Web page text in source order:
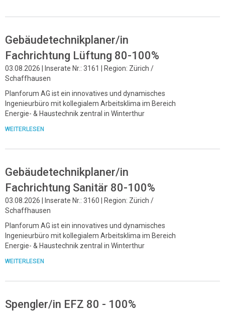
Gebäudetechnikplaner/in
Fachrichtung Lüftung 80-100%
03.08.2026 | Inserate Nr.: 3161 | Region: Zürich /
Schaffhausen
Planforum AG ist ein innovatives und dynamisches
Ingenieurbüro mit kollegialem Arbeitsklima im Bereich
Energie- & Haustechnik zentral in Winterthur
WEITERLESEN
Gebäudetechnikplaner/in
Fachrichtung Sanitär 80-100%
03.08.2026 | Inserate Nr.: 3160 | Region: Zürich /
Schaffhausen
Planforum AG ist ein innovatives und dynamisches
Ingenieurbüro mit kollegialem Arbeitsklima im Bereich
Energie- & Haustechnik zentral in Winterthur
WEITERLESEN
Spengler/in EFZ 80 - 100%